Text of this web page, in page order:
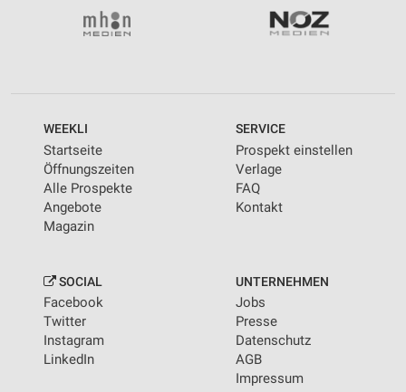
WEEKLI
Startseite
Öffnungszeiten
Alle Prospekte
Angebote
Magazin
SERVICE
Prospekt einstellen
Verlage
FAQ
Kontakt
SOCIAL
Facebook
Twitter
Instagram
LinkedIn
UNTERNEHMEN
Jobs
Presse
Datenschutz
AGB
Impressum